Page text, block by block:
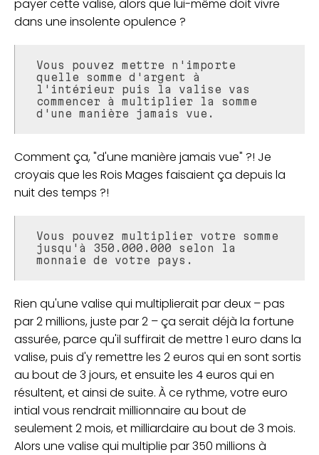
payer cette valise, alors que lui-même doit vivre
dans une insolente opulence ?
Vous pouvez mettre n'importe
quelle somme d'argent à
l'intérieur puis la valise vas
commencer à multiplier la somme
d'une manière jamais vue.
Comment ça, "d'une manière jamais vue" ?! Je
croyais que les Rois Mages faisaient ça depuis la
nuit des temps ?!
Vous pouvez multiplier votre somme
jusqu'à 350.000.000 selon la
monnaie de votre pays.
Rien qu'une valise qui multiplierait par deux – pas
par 2 millions, juste par 2 – ça serait déjà la fortune
assurée, parce qu'il suffirait de mettre 1 euro dans la
valise, puis d'y remettre les 2 euros qui en sont sortis
au bout de 3 jours, et ensuite les 4 euros qui en
résultent, et ainsi de suite. À ce rythme, votre euro
intial vous rendrait millionnaire au bout de
seulement 2 mois, et milliardaire au bout de 3 mois.
Alors une valise qui multiplie par 350 millions à